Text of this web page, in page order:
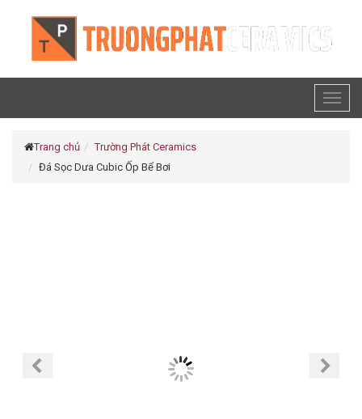
Trang chủ
Trường Phát Ceramics
Đá Sọc Dưa Cubic Ốp Bể Bơi